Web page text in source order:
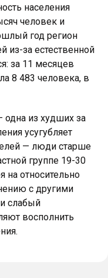
населения
человек и
год регион
из-за естественной
за 11 месяцев
8 483 человека, в
одна из худших за
усугубляет
— люди старше
группе 19-30
на относительно
с другими
слабый
восполнить